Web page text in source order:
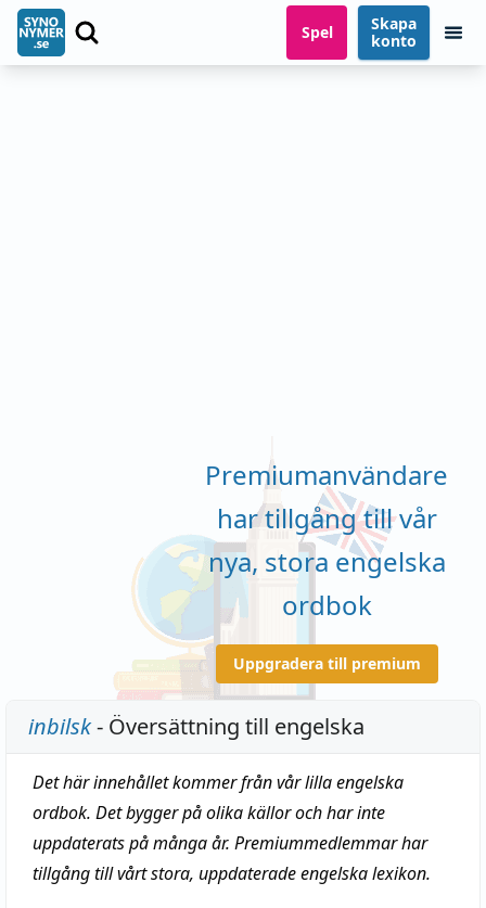
Spel
Skapa
konto
Premiumanvändare
har tillgång till vår
nya, stora engelska
ordbok
Uppgradera till premium
inbilsk- Översättning till engelska
Det här innehållet kommer från vår lilla engelska
ordbok. Det bygger på olika källor och har inte
uppdaterats på många år. Premiummedlemmar har
tillgång till vårt stora, uppdaterade engelska lexikon.